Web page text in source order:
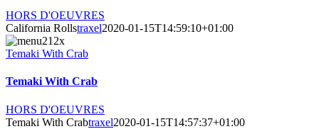
HORS D'OEUVRES
California Rollstraxel2020-01-15T14:59:10+01:00
Temaki With Crab
Temaki With Crab
HORS D'OEUVRES
Temaki With Crabtraxel2020-01-15T14:57:37+01:00